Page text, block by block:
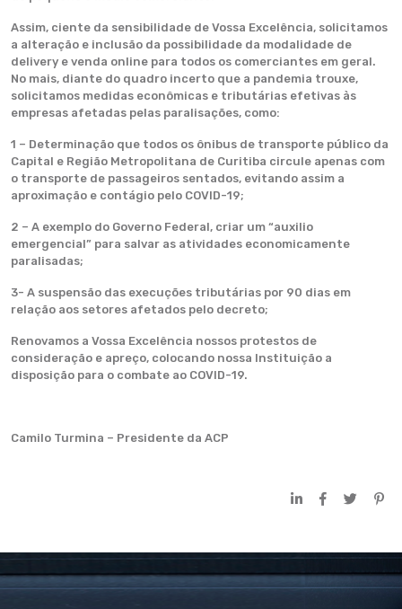
​Assim, ciente da sensibilidade de Vossa Excelência, solicitamos
a alteração e inclusão da possibilidade da modalidade de
delivery e venda online para todos os comerciantes em geral.
​No mais, diante do quadro incerto que a pandemia trouxe,
solicitamos medidas econômicas e tributárias efetivas às
empresas afetadas pelas paralisações, como:
1 – Determinação que todos os ônibus de transporte público da
Capital e Região Metropolitana de Curitiba circule apenas com
o transporte de passageiros sentados, evitando assim a
aproximação e contágio pelo COVID-19;
2 – A exemplo do Governo Federal, criar um “auxilio
emergencial” para salvar as atividades economicamente
paralisadas;
3- A suspensão das execuções tributárias por 90 dias em
relação aos setores afetados pelo decreto;
Renovamos a Vossa Excelência nossos protestos de
consideração e apreço, colocando nossa Instituição a
disposição para o combate ao COVID-19.
Camilo Turmina – Presidente da ACP